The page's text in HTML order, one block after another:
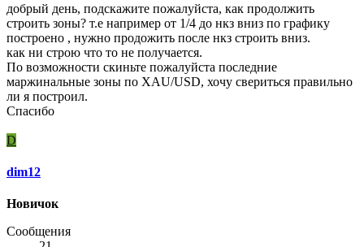
добрый день, подскажите пожалуйста, как продолжить
строить зоны? т.е например от 1/4 до нкз вниз по графику
построено , нужно продожить после нкз строить вниз.
как ни строю что то не получается.
По возможности скиньте пожалуйста последние
маржинальные зоны по XAU/USD, хочу свериться правильно
ли я построил.
Спасибо
D
dim12
Новичок
Сообщения